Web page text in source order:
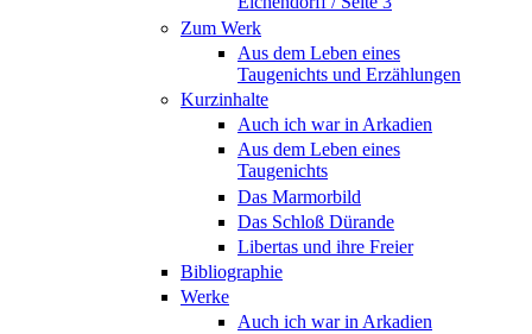
Zum Werk
Aus dem Leben eines
Taugenichts und Erzählungen
Kurzinhalte
Auch ich war in Arkadien
Aus dem Leben eines
Taugenichts
Das Marmorbild
Das Schloß Dürande
Libertas und ihre Freier
Bibliographie
Werke
Auch ich war in Arkadien